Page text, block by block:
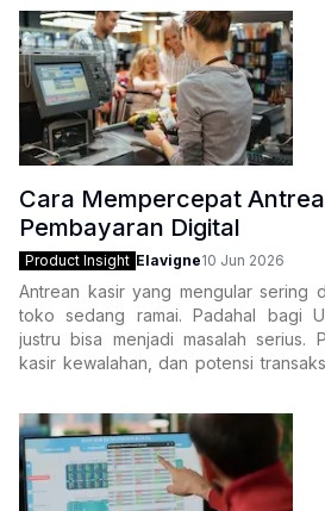
penjualan
Cara Mempercepat
Pembayaran Digital
Product Insight Elavigne10 Jun 2026
Antrean kasir yang mengular sering
toko sedang ramai. Padahal bagi
justru bisa menjadi masalah serius.
kasir kewalahan, dan potensi
Salah satu penyebab